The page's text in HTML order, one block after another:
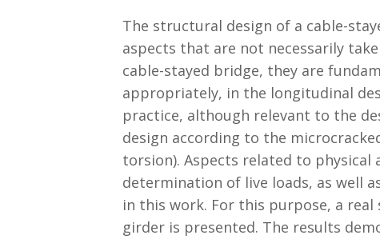
The structural design of a cable-
aspects that are not necessarily
cable-stayed bridge, they are
appropriately, in the longitudinal
practice, although relevant to the
design according to the
torsion). Aspects related to
determination of live loads, as well
in this work. For this purpose, a
girder is presented. The results